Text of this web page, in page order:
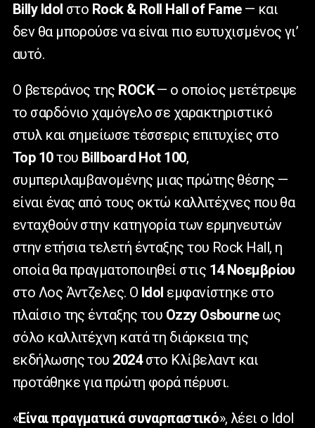
Billy Idol στο Rock& Roll Hall of Fame— και
δεν θα μπορούσε να είναι πιο ευτυχισμένος γι’
αυτό.
Ο βετεράνος της ROCK— ο οποίος μετέτρεψε
το σαρδόνιο χαμόγελο σε χαρακτηριστικό
στυλ και σημείωσε τέσσερις επιτυχίες στο
Top10του Billboard Hot100,
συμπεριλαμβανομένης μιας πρώτης θέσης —
είναι ένας από τους οκτώ καλλιτέχνες που θα
ενταχθούν στην κατηγορία των ερμηνευτών
στην ετήσια τελετή ένταξης του Rock Hall, η
οποία θα πραγματοποιηθεί στις 14 Νοεμβρίου
στο Λος Άντζελες. Ο Idol εμφανίστηκε στο
πλαίσιο της ένταξης του Ozzy Osbourneως
σόλο καλλιτέχνη κατά τη διάρκεια της
εκδήλωσης του 2024στο Κλίβελαντ και
προτάθηκε για πρώτη φορά πέρυσι.
«Είναι πραγματικά συναρπαστικό», λέει ο Idol